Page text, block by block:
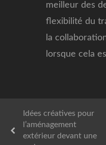
meilleur des
flexibilité du
la
lorsque cela
Idées créatives pour
l’aménagement
extérieur devant une